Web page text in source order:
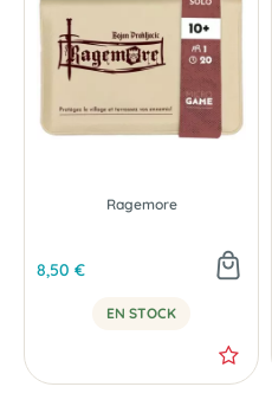
Ragemore
8,50 €
EN STOCK